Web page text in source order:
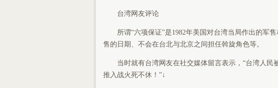
台湾网友评论
所谓“六项保证”是1982年美国对台湾当局作出的军售
售的日期、不会在台北与北京之间担任斡旋角色等。
当时就有台湾网友在社交媒体留言表示，“台湾人民
推入战火死不休！”↓